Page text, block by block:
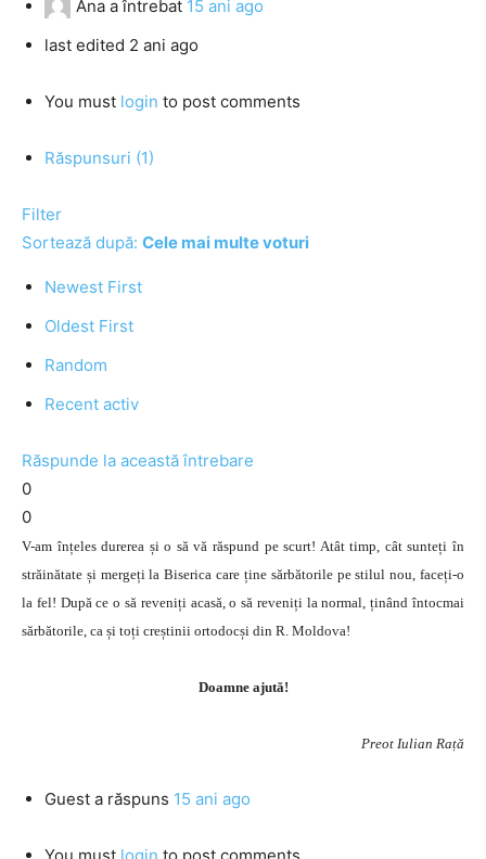
Ana a întrebat 15 ani ago
last edited 2 ani ago
You must login to post comments
Răspunsuri (1)
Filter
Sortează după: Cele mai multe voturi
Newest First
Oldest First
Random
Recent activ
Răspunde la această întrebare
0
0
V-am înțeles durerea și o să vă răspund pe scurt! Atât timp, cât sunteți în
străinătate și mergeți la Biserica care ține sărbătorile pe stilul nou, faceți-o
la fel! După ce o să reveniți acasă, o să reveniți la normal, ținând întocmai
sărbătorile, ca și toți creștinii ortodocși din R. Moldova!
Doamne ajută!
Preot Iulian Rață
Guest a răspuns 15 ani ago